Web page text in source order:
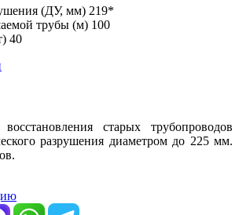
(ДУ, мм) 219*
трубы (м) 100
40
старых трубопроводов
разрушения диаметром до 225 мм.